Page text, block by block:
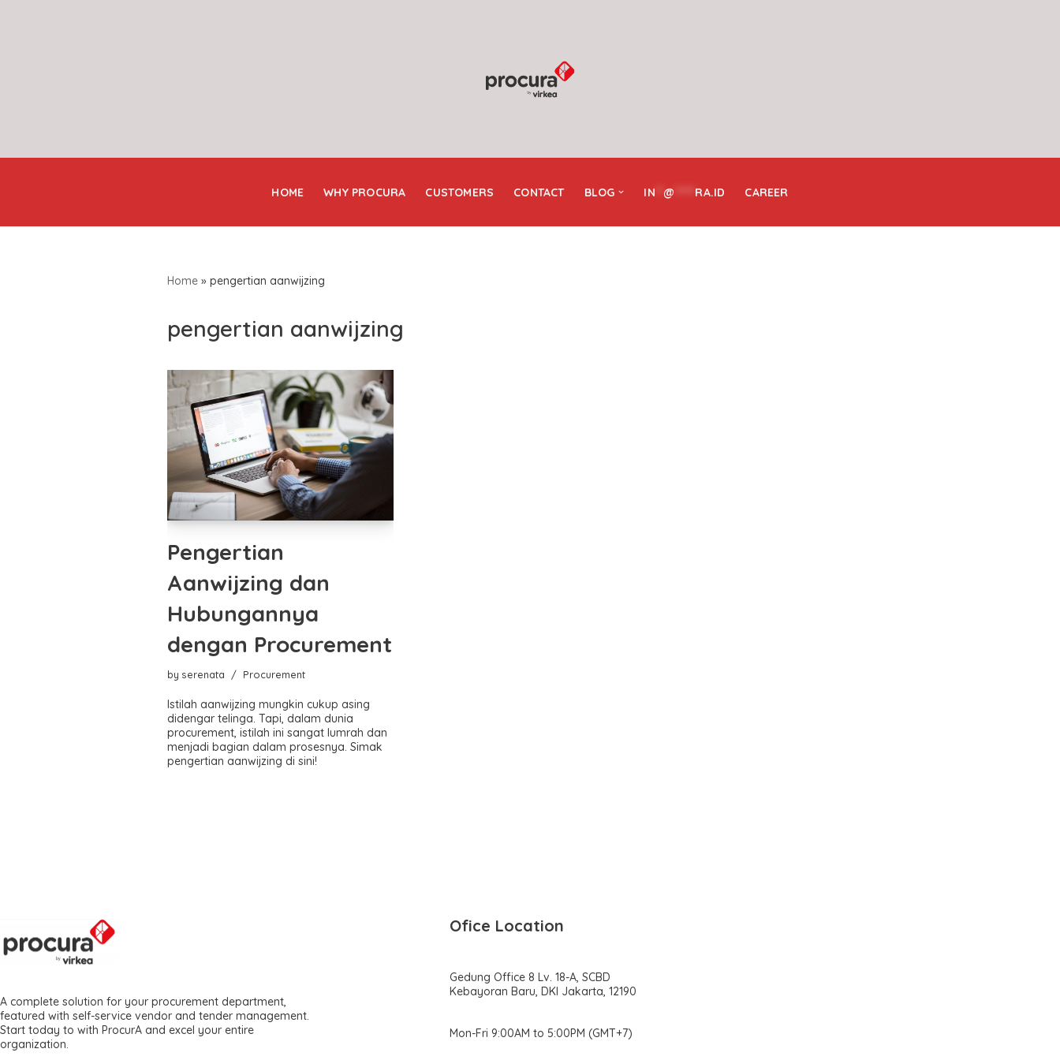
HOME WHY PROCURA CUSTOMERS CONTACT BLOG IN @ RA.ID CAREER
Home »pengertian aanwijzing
pengertian aanwijzing
Pengertian
Aanwijzing dan
Hubungannya
dengan Procurement
by serenata Procurement
Istilah aanwijzing mungkin cukup asing
didengar telinga. Tapi, dalam dunia
procurement, istilah ini sangat lumrah dan
menjadi bagian dalam prosesnya. Simak
pengertian aanwijzing di sini!
A complete solution for your procurement department,
featured with self-service vendor and tender management.
Start today to with ProcurA and excel your entire
organization.
Ofice Location
Gedung Office 8 Lv. 18-A, SCBD
Kebayoran Baru, DKI Jakarta, 12190
Mon-Fri 9:00AM to 5:00PM (GMT+7)